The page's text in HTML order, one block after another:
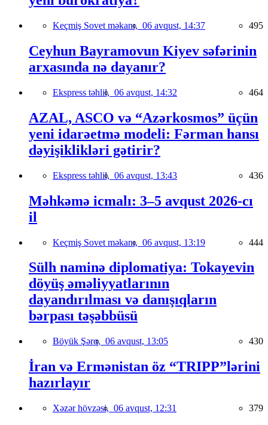
Keçmiş Sovet məkanı, 06 avqust, 14:37 495
Ceyhun Bayramovun Kiyev səfərinin
arxasında nə dayanır?
Ekspress təhlil, 06 avqust, 14:32 464
AZAL, ASCO və “Azərkosmos” üçün
yeni idarəetmə modeli: Fərman hansı
dəyişiklikləri gətirir?
Ekspress təhlil, 06 avqust, 13:43 436
Məhkəmə icmalı: 3–5 avqust 2026-cı
il
Keçmiş Sovet məkanı, 06 avqust, 13:19 444
Sülh naminə diplomatiya: Tokayevin
döyüş əməliyyatlarının
dayandırılması və danışıqların
bərpası təşəbbüsü
Böyük Şərq, 06 avqust, 13:05 430
İran və Ermənistan öz “TRIPP”lərini
hazırlayır
Xəzər hövzəsi, 06 avqust, 12:31 379